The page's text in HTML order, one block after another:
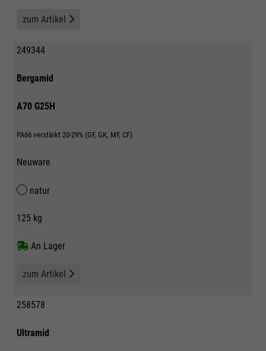
zum Artikel
249344
Bergamid
A70 G25H
PA66 verstärkt 20-29% (GF, GK, MF, CF)
Neuware
natur
125 kg
An Lager
zum Artikel
258578
Ultramid